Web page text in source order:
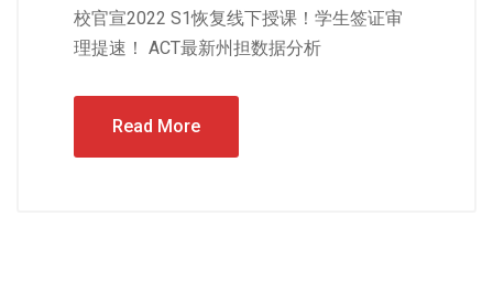
校官宣2022 S1恢复线下授课！学生签证审
理提速！ ACT最新州担数据分析
Read More